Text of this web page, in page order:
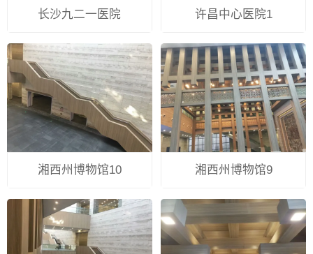
长沙九二一医院 许昌中心医院1
湘西州博物馆10 湘西州博物馆9